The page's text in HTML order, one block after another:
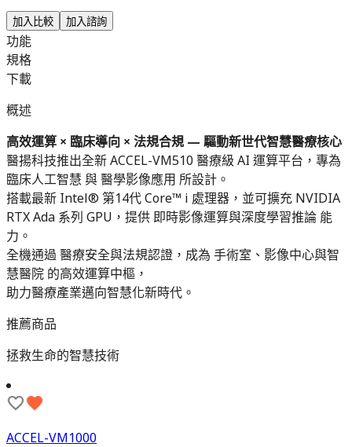
加入比較 加入諮詢
功能
規格
下載
概述
高效運算 × 臨床導向 × 法規合規 — 驅動新世代智慧醫療核心
醫揚科技推出全新 ACCEL-VM510 醫療級 AI 運算平台，專為
臨床人工智慧 與 醫學影像應用 所設計。
搭載最新 Intel® 第14代 Core™ i 處理器，並可擴充 NVIDIA
RTX Ada 系列 GPU，提供 即時影像運算與深度學習推論 能
力。
全機通過 醫療安全與法規認證，成為 手術室、影像中心與智
慧醫院 的高效運算中樞，
助力醫療產業邁向智慧化新時代。
推薦商品
拯救生命的智慧技術
ACCEL-VM1000